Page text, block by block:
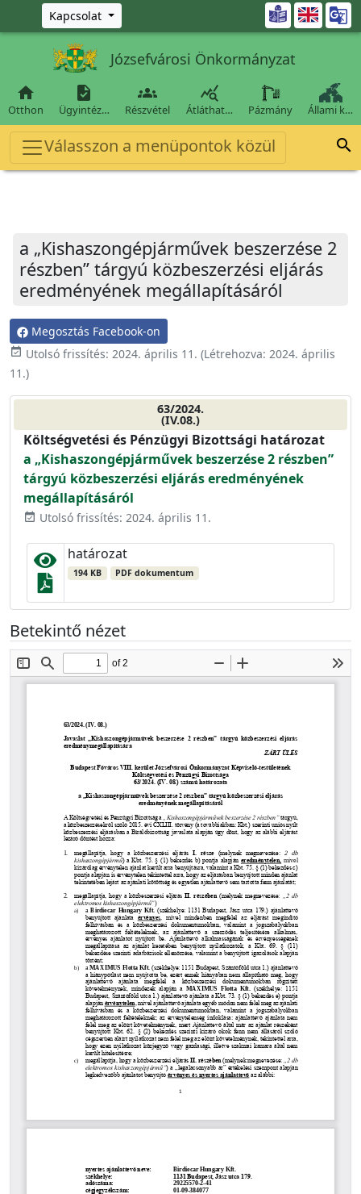
Ugrás a fő tartalomra
Kapcsolat 
Józsefvárosi Önkormányzat

Otthon

Ügyintéz…

Részvétel

Átláthat… Pázmány Állami k…
Válasszon a menüpontok közül 
a „Kishaszongépjárművek beszerzése 2
részben” tárgyú közbeszerzési eljárás
eredményének megállapításáról
Megosztás Facebook-on
event_available Utolsó frissítés: 2024. április 11. (Létrehozva: 2024. április
11.)
63/2024.
(IV.08.)
Költségvetési és Pénzügyi Bizottsági határozat
a „Kishaszongépjárművek beszerzése 2 részben”
tárgyú közbeszerzési eljárás eredményének
megállapításáról
event_available Utolsó frissítés: 2024. április 11.
határozat
194 KB PDF dokumentum
Betekintő nézet